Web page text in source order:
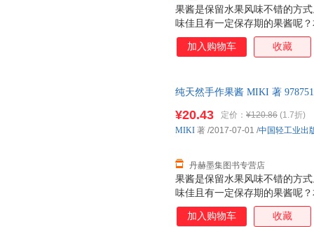
果酱是保留水果风味不错的方
味佳且有一定保存期的果酱呢
酱、双种果酱，到加入香料、
践经验，还总结了如何挑选水
滋味jue佳，轻轻松松就能为家
加入购物车 收藏
纯天然手作果酱 MIKI 著
果酱是保留水果风味不错的方
味佳且有一定保存期的果酱呢
酱、双种果酱，到加入香料、
践经验，还总结了如何挑选水
¥20.43 定价： ¥120.86 (1.7折)
丹赫墨集图书专营店
MIKI 著 /2017-07-01 /中国轻工业出
加入购物车 收藏